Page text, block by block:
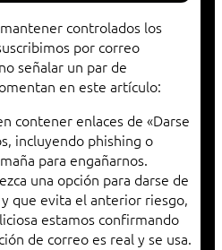
controlados los
por correo
señalar un par de
en este artículo:
contener enlaces de «Darse
incluyendo phishing o
para engañarnos.
una opción para darse de
que evita el anterior riesgo,
estamos confirmando
de correo es real y se usa.